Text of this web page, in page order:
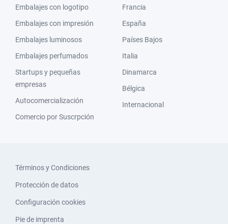
Embalajes con logotipo
Embalajes con impresión
Embalajes luminosos
Embalajes perfumados
Startups y pequeñas
empresas
Autocomercialización
Comercio por Suscrpción
Francia
España
Países Bajos
Italia
Dinamarca
Bélgica
Internacional
Términos y Condiciones
Protección de datos
Configuración cookies
Pie de imprenta